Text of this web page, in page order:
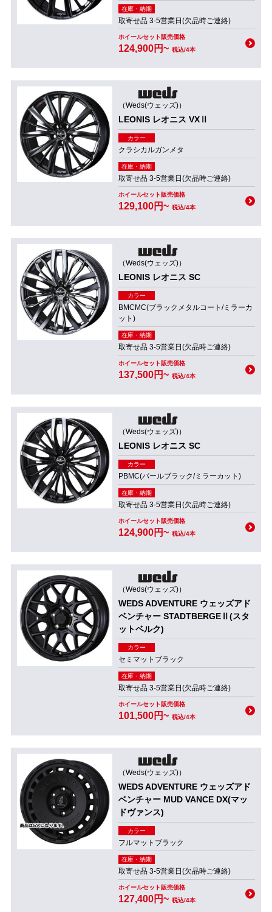
在庫・納期
取寄せ品 3-5営業日(欠品時ご連絡)
ホイールセット販売価格
124,900円~ 税込/4本
（Weds(ウェッズ)）
LEONIS レオニス VXⅡ
カラー
クラシカルガンメタ
在庫・納期
取寄せ品 3-5営業日(欠品時ご連絡)
ホイールセット販売価格
129,100円~ 税込/4本
（Weds(ウェッズ)）
LEONIS レオニス SC
カラー
BMCMC(ブラックメタルコート/ミラーカ
ット)
在庫・納期
取寄せ品 3-5営業日(欠品時ご連絡)
ホイールセット販売価格
137,500円~ 税込/4本
（Weds(ウェッズ)）
LEONIS レオニス SC
カラー
PBMC(パールブラック/ミラーカット)
在庫・納期
取寄せ品 3-5営業日(欠品時ご連絡)
ホイールセット販売価格
124,900円~ 税込/4本
（Weds(ウェッズ)）
WEDS ADVENTURE ウェッズアド
ベンチャー STADTBERGEⅡ(スタ
ットベルク)
カラー
セミマットブラック
在庫・納期
取寄せ品 3-5営業日(欠品時ご連絡)
ホイールセット販売価格
101,500円~ 税込/4本
（Weds(ウェッズ)）
WEDS ADVENTURE ウェッズアド
ベンチャー MUD VANCE DX(マッ
ドヴァンス)
カラー
フルマットブラック
在庫・納期
取寄せ品 3-5営業日(欠品時ご連絡)
ホイールセット販売価格
127,400円~ 税込/4本